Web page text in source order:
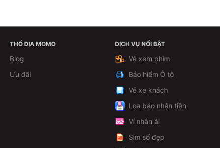
Theo dõi
THỔ ĐỊA MOMO
Blog
Ưu đãi
DỊCH VỤ NỔI BẬT
Vé xem phim
Bảo hiểm Ô tô
Vé xe khách
Loa báo nhận tiền
Ví nhân ái
Sim số đẹp